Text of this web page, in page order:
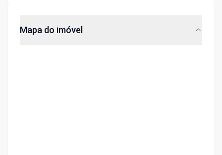
Mapa do imóvel